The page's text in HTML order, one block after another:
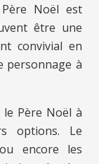
Noël est
être une
convivial en
personnage à
Père Noël à
options. Le
encore les